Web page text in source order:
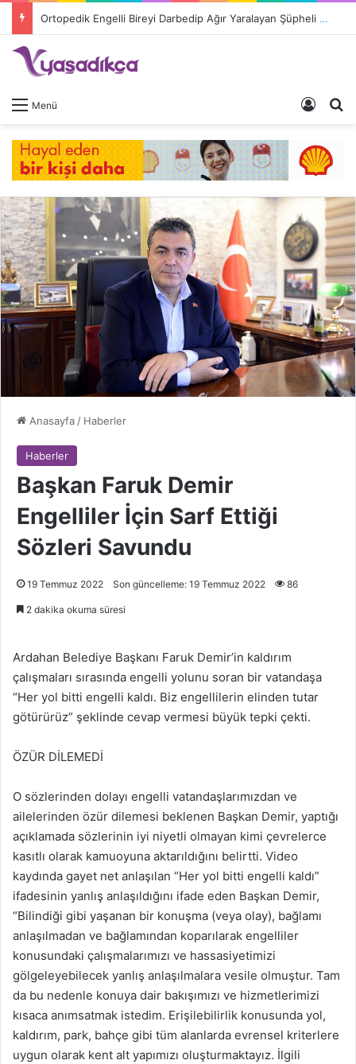
Ortopedik Engelli Bireyi Darbedip Ağır Yaralayan Şüpheli Tutuklandı
Menü Giriş
Anasayfa/ Haberler
Haberler
Başkan Faruk Demir
Engelliler İçin Sarf Ettiği
Sözleri Savundu
19 Temmuz 2022 Son güncelleme: 19 Temmuz 2022 86
2 dakika okuma süresi
Ardahan Belediye Başkanı Faruk Demir’in kaldırım
çalışmaları sırasında engelli yolunu soran bir vatandaşa
“Her yol bitti engelli kaldı. Biz engellilerin elinden tutar
götürürüz” şeklinde cevap vermesi büyük tepki çekti.
ÖZÜR DİLEMEDİ
O sözlerinden dolayı engelli vatandaşlarımızdan ve
ailelerinden özür dilemesi beklenen Başkan Demir, yaptığı
açıklamada sözlerinin iyi niyetli olmayan kimi çevrelerce
kasıtlı olarak kamuoyuna aktarıldığını belirtti. Video
kaydında gayet net anlaşılan “Her yol bitti engelli kaldı”
ifadesinin yanlış anlaşıldığını ifade eden Başkan Demir,
“Bilindiği gibi yaşanan bir konuşma (veya olay), bağlamı
anlaşılmadan ve bağlamından koparılarak engelliler
konusundaki çalışmalarımızı ve hassasiyetimizi
gölgeleyebilecek yanlış anlaşılmalara vesile olmuştur. Tam
da bu nedenle konuya dair bakışımızı ve hizmetlerimizi
kısaca anımsatmak istedim. Erişilebilirlik konusunda yol,
kaldırım, park, bahçe gibi tüm alanlarda evrensel kriterlere
uygun olarak kent alt yapımızı oluşturmaktayız. İlgili